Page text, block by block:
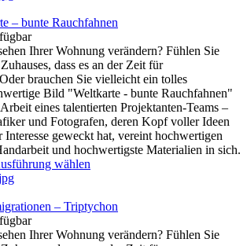
– bunte Rauchfahnen
Ihrer Wohnung verändern? Fühlen Sie
dass es an der Zeit für
brauchen Sie vielleicht ein tolles
Bild "Weltkarte - bunte Rauchfahnen"
eines talentierten Projektanten-Teams –
und Fotografen, deren Kopf voller Ideen
geweckt hat, vereint hochwertigen
und hochwertigste Materialien in sich.
wählen
– Triptychon
Ihrer Wohnung verändern? Fühlen Sie